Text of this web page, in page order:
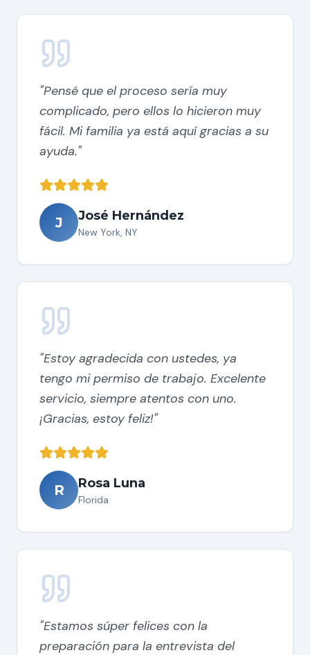
"Pensé que el proceso sería muy
complicado, pero ellos lo hicieron muy
fácil. Mi familia ya está aquí gracias a su
ayuda."
J José Hernández
New York, NY
"Estoy agradecida con ustedes, ya
tengo mi permiso de trabajo. Excelente
servicio, siempre atentos con uno.
¡Gracias, estoy feliz!"
R Rosa Luna
Florida
"Estamos súper felices con la
preparación para la entrevista del